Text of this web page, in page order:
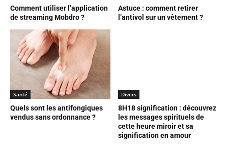
Comment utiliser l’application
de streaming Mobdro ?
Astuce : comment retirer
l’antivol sur un vêtement ?
Santé
Quels sont les antifongiques
vendus sans ordonnance ?
Divers
8H18 signification : découvrez
les messages spirituels de
cette heure miroir et sa
signification en amour